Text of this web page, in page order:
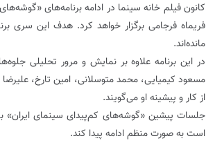
کانون فیلم خانه سینما در ادامه برنامه‌های
فریماه فرجامی برگزار خواهد کرد. هدف این سری
مانده‌اند.
در این برنامه علاوه بر نمایش و مرور تحلیلی
مسعود کیمیایی، محمد متوسلانی، امین تارخ،
از کار و پیشینه او می‌گویند.
جلسات پیشین «گوشه‌های کم‌پیدای سینمای ایران»
است به صورت منظم ادامه پیدا کند.